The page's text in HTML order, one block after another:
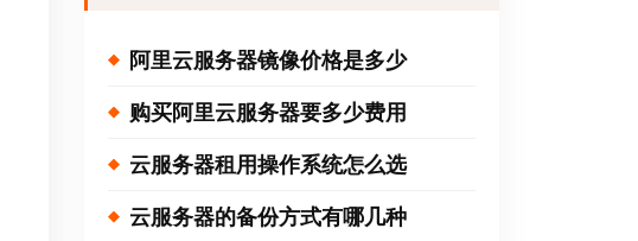
阿里云服务器镜像价格是多少
购买阿里云服务器要多少费用
云服务器租用操作系统怎么选
云服务器的备份方式有哪几种